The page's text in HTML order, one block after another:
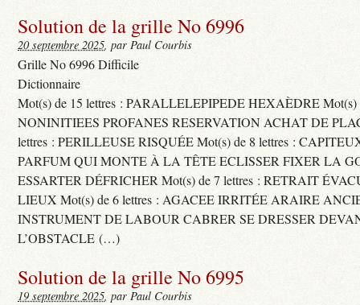
Solution de la grille No 6996
20 septembre 2025, par Paul Courbis
Grille No 6996 Difficile
Dictionnaire
Mot(s) de 15 lettres : PARALLELEPIPEDE HEXAÈDRE Mot(s)
NONINITIEES PROFANES RESERVATION ACHAT DE
lettres : PERILLEUSE RISQUÉE Mot(s) de 8 lettres :
PARFUM QUI MONTE À LA TÊTE ECLISSER FIXER LA
ESSARTER DÉFRICHER Mot(s) de 7 lettres : RETRAIT
LIEUX Mot(s) de 6 lettres : AGACEE IRRITÉE ARAIRE
INSTRUMENT DE LABOUR CABRER SE DRESSER
L’OBSTACLE (…)
Solution de la grille No 6995
19 septembre 2025, par Paul Courbis